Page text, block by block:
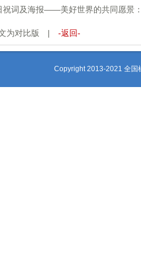
祝词及海报——美好世界的共同愿景
为对比版 | -返回-
Copyright 2013-2021 全国